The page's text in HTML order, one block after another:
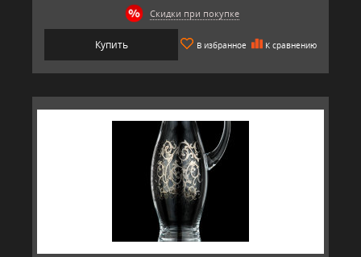
Скидки при покупке
Купить В избранное К сравнению